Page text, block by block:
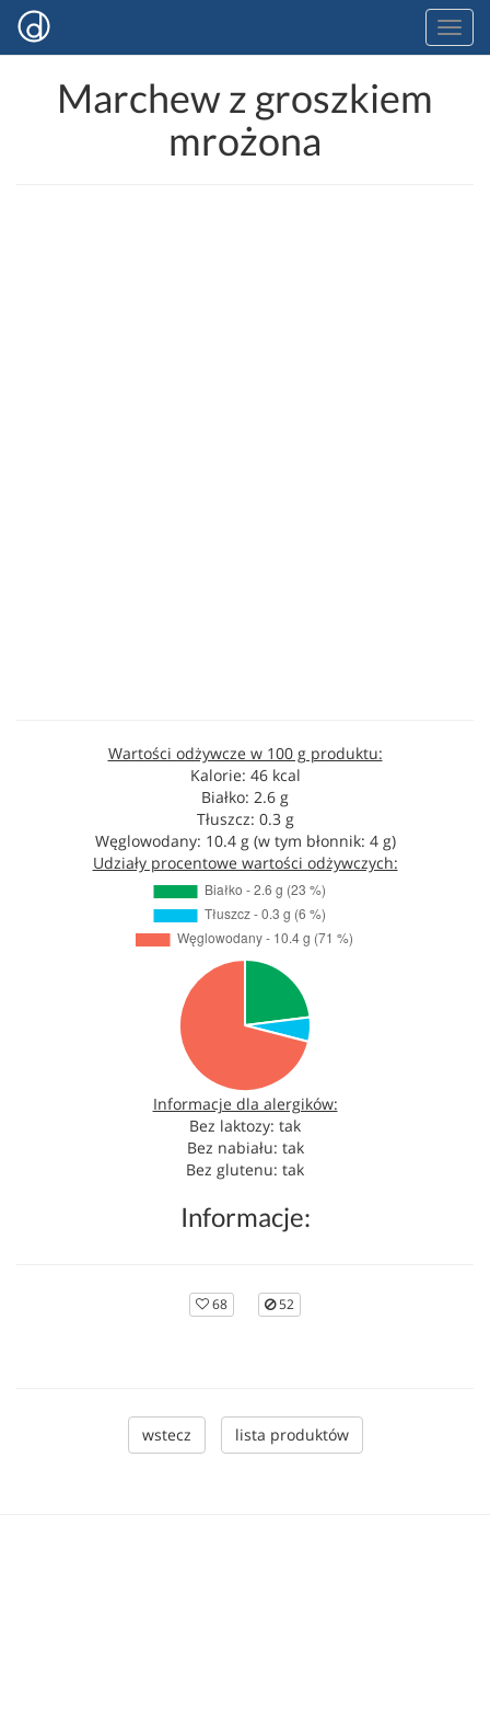
Marchew z groszkiem
mrożona
Wartości odżywcze w 100 g produktu:
Kalorie: 46 kcal
Białko: 2.6 g
Tłuszcz: 0.3 g
Węglowodany: 10.4 g (w tym błonnik: 4 g)
Udziały procentowe wartości odżywczych:
Informacje dla alergików:
Bez laktozy: tak
Bez nabiału: tak
Bez glutenu: tak
Informacje:
68 52
wstecz lista produktów